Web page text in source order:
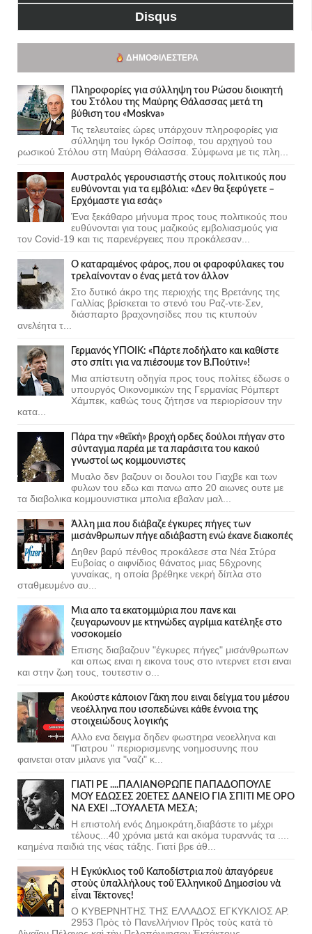
Disqus
ΔΗΜΟΦΙΛΈΣΤΕΡΑ
Πληροφορίες για σύλληψη του Ρώσου διοικητή
του Στόλου της Mαύρης Θάλασσας μετά τη
βύθιση του «Moskva»
Τις τελευταίες ώρες υπάρχουν πληροφορίες για
σύλληψη του Ιγκόρ Οσίποφ, του αρχηγού του
ρωσικού Στόλου στη Μαύρη Θάλασσα. Σύμφωνα με τις πλη...
Αυστραλός γερουσιαστής στους πολιτικούς που
ευθύνονται για τα εμβόλια: «Δεν θα ξεφύγετε –
Ερχόμαστε για εσάς»
Ένα ξεκάθαρο μήνυμα προς τους πολιτικούς που
ευθύνονται για τους μαζικούς εμβολιασμούς για
τον Covid-19 και τις παρενέργειες που προκάλεσαν...
Ο καταραμένος φάρος, που οι φαροφύλακες του
τρελαίνονταν ο ένας μετά τον άλλον
Στο δυτικό άκρο της περιοχής της Βρετάνης της
Γαλλίας βρίσκεται το στενό του Ραζ-ντε-Σεν,
διάσπαρτο βραχονησίδες που τις κτυπούν
ανελέητα τ...
Γερμανός ΥΠΟΙΚ: «Πάρτε ποδήλατο και καθίστε
στο σπίτι για να πιέσουμε τον Β.Πούτιν»!
Μια απίστευτη οδηγία προς τους πολίτες έδωσε ο
υπουργός Οικονομικών της Γερμανίας Ρόμπερτ
Χάμπεκ, καθώς τους ζήτησε να περιορίσουν την
κατα...
Πάρα την «θεϊκή» βροχή ορδες δούλοι πήγαν στο
σύνταγμα παρέα με τα παράσιτα του κακού
γνωστοί ως κομμουνιστες
Μυαλο δεν βαζουν οι δουλοι του Γιαχβε και των
φυλων του εδω και πανω απο 20 αιωνες ουτε με
τα διαβολικα κομμουνιστικα μπολια εβαλαν μαλ...
Άλλη μια που διάβαζε έγκυρες πήγες των
μισάνθρωπων πήγε αδιάβαστη ενώ έκανε διακοπές
Δηθεν βαρύ πένθος προκάλεσε στα Νέα Στύρα
Ευβοίας ο αιφνίδιος θάνατος μιας 56χρονης
γυναίκας, η οποία βρέθηκε νεκρή δίπλα στο
σταθμευμένο αυ...
Μια απο τα εκατομμύρια που πανε και
ζευγαρωνουν με κτηνώδες αγρίμια κατέληξε στο
νοσοκομείο
Επισης διαβαζουν "έγκυρες πήγες" μισάνθρωπων
και οπως ειναι η εικονα τους στο ιντερνετ ετσι ειναι
και στην ζωη τους, τουτεστιν ο...
Ακούστε κάποιον Γάκη που ειναι δείγμα του μέσου
νεοέλληνα που ισοπεδώνει κάθε έννοια της
στοιχειώδους λογικής
Αλλο ενα δειγμα δηδεν φωστηρα νεοελληνα και
"Γιατρου " περιορισμενης νοημοσυνης που
φαινεται οταν μιλανε για "ναζι" κ...
ΓΙΑΤΙ ΡΕ ....ΠΑΛΙΑΝΘΡΩΠΕ ΠΑΠΑΔΟΠΟΥΛΕ
ΜΟΥ ΕΔΩΣΕΣ 20ΕΤΕΣ ΔΑΝΕΙΟ ΓΙΑ ΣΠΙΤΙ ΜΕ ΟΡΟ
ΝΑ ΕΧΕΙ ...ΤΟΥΑΛΕΤΑ ΜΕΣΑ;
Η επιστολή ενός Δημοκράτη,διαβάστε το μέχρι
τέλους...40 χρόνια μετά και ακόμα τυραννάς τα ....
καημένα παιδιά της νέας τάξης. Γιατί βρε άθ...
Ἡ Ἐγκύκλιος τοῦ Καποδίστρια ποὺ ἀπαγόρευε
στοὺς ὑπαλλήλους τοῦ Ἑλληνικοῦ Δημοσίου νὰ
εἶναι Τέκτονες!
Ο ΚΥΒΕΡΝΗΤΗΣ ΤΗΣ ΕΛΛΑΔΟΣ ΕΓΚΥΚΛΙΟΣ ΑΡ.
2953 Πρὸς τὸ Πανελλήνιον Πρὸς τοὺς κατὰ τὸ